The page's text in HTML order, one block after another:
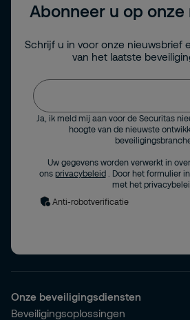
Abonneer u op
Schrijf u in voor onze nieuwsbrief
van het laatste
Ja, ik meld mij aan voor de Securitas
hoogte van de nieuwste
Uw gegevens worden verwerkt in
ons privacybeleid
. Door het formulier
met het
Anti-robotverificatie
Onze beveiligingsdiensten
Beveiligingsoplossingen